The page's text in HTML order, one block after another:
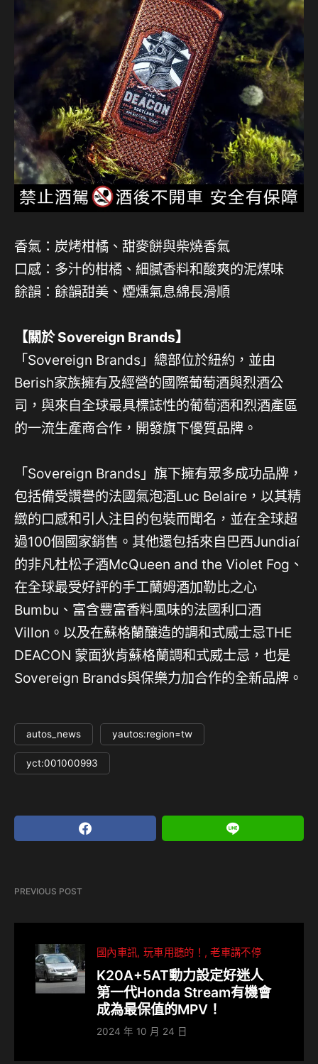
香氣：炭烤柑橘、甜麥餅與柴燒香氣
口感：多汁的柑橘、細膩香料和酸爽的泥煤味
餘韻：餘韻甜美、煙燻氣息綿長滑順
【關於 Sovereign Brands】
「Sovereign Brands」總部位於紐約，並由
Berish家族擁有及經營的國際葡萄酒與烈酒公
司，與來自全球最具標誌性的葡萄酒和烈酒產區
的一流生產商合作，開發旗下優質品牌。
「Sovereign Brands」旗下擁有眾多成功品牌，
包括備受讚譽的法國氣泡酒Luc Belaire，以其精
緻的口感和引人注目的包裝而聞名，並在全球超
過100個國家銷售。其他還包括來自巴西Jundiaí
的非凡杜松子酒McQueen and the Violet Fog、
在全球最受好評的手工蘭姆酒加勒比之心
Bumbu、富含豐富香料風味的法國利口酒
Villon。以及在蘇格蘭釀造的調和式威士忌THE
DEACON 蒙面狄肯蘇格蘭調和式威士忌，也是
Sovereign Brands與保樂力加合作的全新品牌。
autos_news yautos:region=tw
yct:001000993
PREVIOUS POST
國內車訊 玩車用聽的！ 老車講不停
K20A+5AT動力設定好迷人
第一代Honda Stream有機會
成為最保值的MPV！
2024 年 10 月 24 日